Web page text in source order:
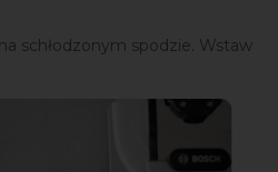
schłodzonym spodzie. Wstaw